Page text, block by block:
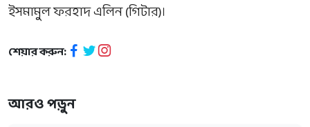
ইসমামুল ফরহাদ এলিন (গিটার)।
শেয়ার করুন:
আরও পড়ুন